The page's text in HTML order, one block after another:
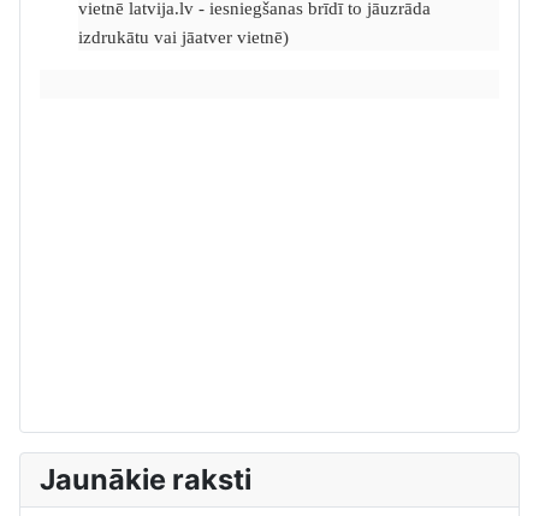
vietnē latvija.lv - iesniegšanas brīdī to jāuzrāda
izdrukātu vai jāatver vietnē)
Jaunākie raksti